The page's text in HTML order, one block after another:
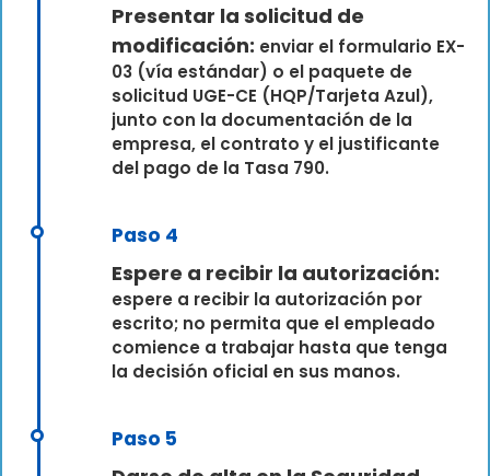
Presentar la solicitud de
modificación: enviar el formulario EX-
03 (vía estándar) o el paquete de
solicitud UGE-CE (HQP/Tarjeta Azul),
junto con la documentación de la
empresa, el contrato y el justificante
del pago de la Tasa 790.
Paso 4
Espere a recibir la autorización:
espere a recibir la autorización por
escrito; no permita que el empleado
comience a trabajar hasta que tenga
la decisión oficial en sus manos.
Paso 5